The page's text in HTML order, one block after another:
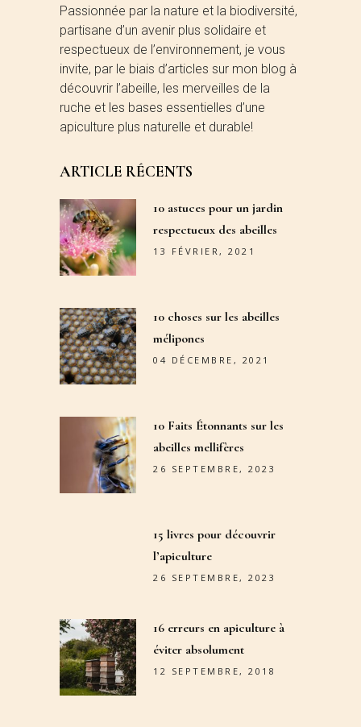
Passionnée par la nature et la biodiversité,
partisane d’un avenir plus solidaire et
respectueux de l’environnement, je vous
invite, par le biais d’articles sur mon blog à
découvrir l’abeille, les merveilles de la
ruche et les bases essentielles d’une
apiculture plus naturelle et durable!
ARTICLE RÉCENTS
10 astuces pour un jardin
respectueux des abeilles
13 FÉVRIER, 2021
10 choses sur les abeilles
mélipones
04 DÉCEMBRE, 2021
10 Faits Étonnants sur les
abeilles mellifères
26 SEPTEMBRE, 2023
15 livres pour découvrir
l’apiculture
26 SEPTEMBRE, 2023
16 erreurs en apiculture à
éviter absolument
12 SEPTEMBRE, 2018